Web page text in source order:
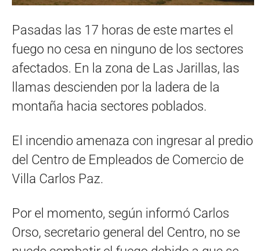
Pasadas las 17 horas de este martes el
fuego no cesa en ninguno de los sectores
afectados. En la zona de Las Jarillas, las
llamas descienden por la ladera de la
montaña hacia sectores poblados.
El incendio amenaza con ingresar al predio
del Centro de Empleados de Comercio de
Villa Carlos Paz.
Por el momento, según informó Carlos
Orso, secretario general del Centro, no se